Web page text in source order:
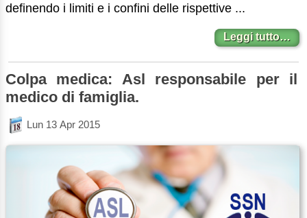
definendo i limiti e i confini delle rispettive ...
Leggi tutto…
Colpa medica: Asl responsabile per il
medico di famiglia.
Lun 13 Apr 2015